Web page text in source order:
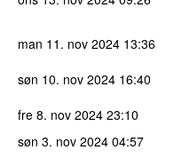
man 11. nov 2024 13:36
søn 10. nov 2024 16:40
fre 8. nov 2024 23:10
søn 3. nov 2024 04:57